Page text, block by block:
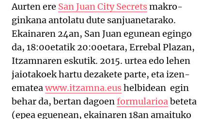
Aurten ere San Juan City Secretsmakro-
ginkana antolatu dute sanjuanetarako.
Ekainaren 24an, San Juan egunean egingo
da, 18:00etatik 20:00etara, Errebal Plazan,
Itzamnaren eskutik. 2015. urtea edo lehen
jaiotakoek hartu dezakete parte, eta izen-
emateawww.itzamna.eushelbidean egin
behar da, bertan dagoenformularioabeteta
(epea eguenean, ekainaren 18an amaituko